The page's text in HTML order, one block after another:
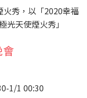
秀，以「2020幸福
光天使煙火秀」
1/1 00:30